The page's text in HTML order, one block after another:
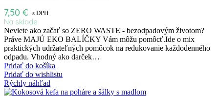
7,50 € s DPH
Na sklade
Neviete ako začať so ZERO WASTE - bezodpadovým životom?
Práve MAJÚ EKO BALÍČKY Vám môžu pomôcť.Ide o mix
praktických udržateľných pomôcok na redukovanie každodenného
odpadu. Vhodný ako darček…
Pridať do košíka
Pridať do wishlistu
Rýchly náhľad